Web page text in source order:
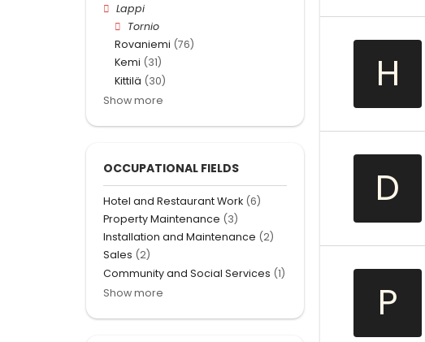
H
D
P
Lappi
Tornio
Rovaniemi (76)
Kemi (31)
Kittilä (30)
Show more
OCCUPATIONAL FIELDS
Hotel and Restaurant Work (6)
Property Maintenance (3)
Installation and Maintenance (2)
Sales (2)
Community and Social Services (1)
Show more